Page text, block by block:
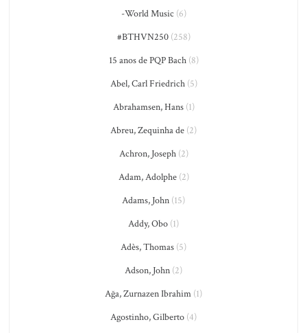
-World Music (6)
#BTHVN250(258)
15 anos de PQP Bach(8)
Abel, Carl Friedrich(5)
Abrahamsen, Hans(1)
Abreu, Zequinha de (2)
Achron, Joseph(2)
Adam, Adolphe(2)
Adams, John (15)
Addy, Obo (1)
Adès, Thomas (5)
Adson, John (2)
Ağa, Zurnazen Ibrahim (1)
Agostinho, Gilberto (4)